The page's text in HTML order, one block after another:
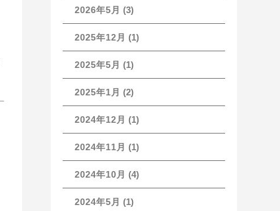
2026年5月 (3)
2025年12月 (1)
2025年5月 (1)
2025年1月 (2)
2024年12月 (1)
2024年11月 (1)
2024年10月 (4)
2024年5月 (1)